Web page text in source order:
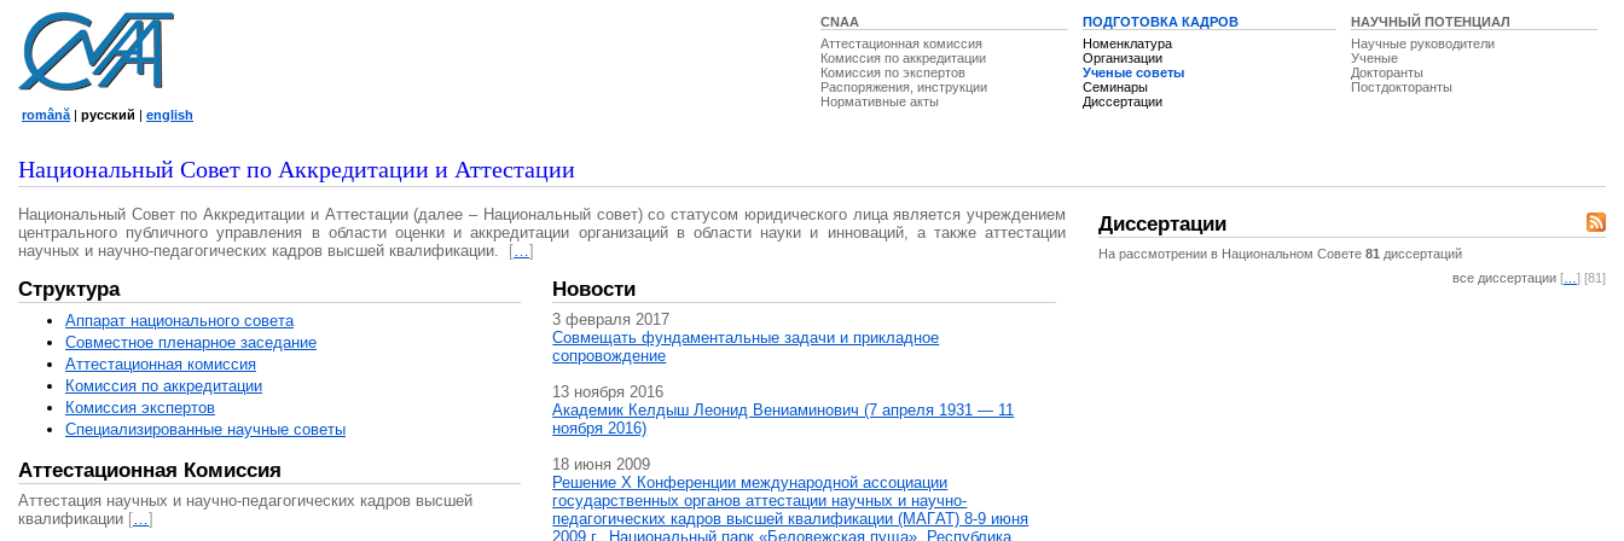
CNAA
Аттестационная комиссия
Комиссия по аккредитации
Комиссия по экспертов
Распоряжения, инструкции
Нормативные акты
ПОДГОТОВКА КАДРОВ
Номенклатура
Организации
Ученые советы
Семинары
Диссертации
НАУЧНЫЙ ПОТЕНЦИАЛ
Научные руководители
Ученые
Докторанты
Постдокторанты
română | русский | english
Национальный Совет по Аккредитации и Аттестации
Национальный Совет по Аккредитации и Аттестации (далее – Национальный совет) со статусом юридического лица является учреждением
центрального публичного управления в области оценки и аккредитации организаций в области науки и инноваций, а также аттестации
научных и научно-педагогических кадров высшей квалификации.
[…]
Структура
Аппарат национального совета
Совместное пленарное заседание
Аттестационная комисcия
Комиссия по аккредитации
Комиссия экспертов
Специализированные научные советы
Аттестационная Комиссия
Аттестация научных и научно-педагогических кадров высшей
квалификации […]
Новости
3 февраля 2017
Совмещать фундаментальные задачи и прикладное
сопровождение
13 ноября 2016
Академик Келдыш Леонид Вениаминович (7 апреля 1931 — 11
ноября 2016)
18 июня 2009
Решение X Конференции международной ассоциации
государственных органов аттестации научных и научно-
педагогических кадров высшей квалификации (МАГAT) 8-9 июня
2009 г., Национальный парк «Беловежская пуща», Республика
Диссертации
На рассмотрении в Национальном Совете 81 диссертаций
все диссертации [ ] [81]